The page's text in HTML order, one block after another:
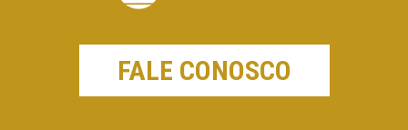
FALE CONOSCO